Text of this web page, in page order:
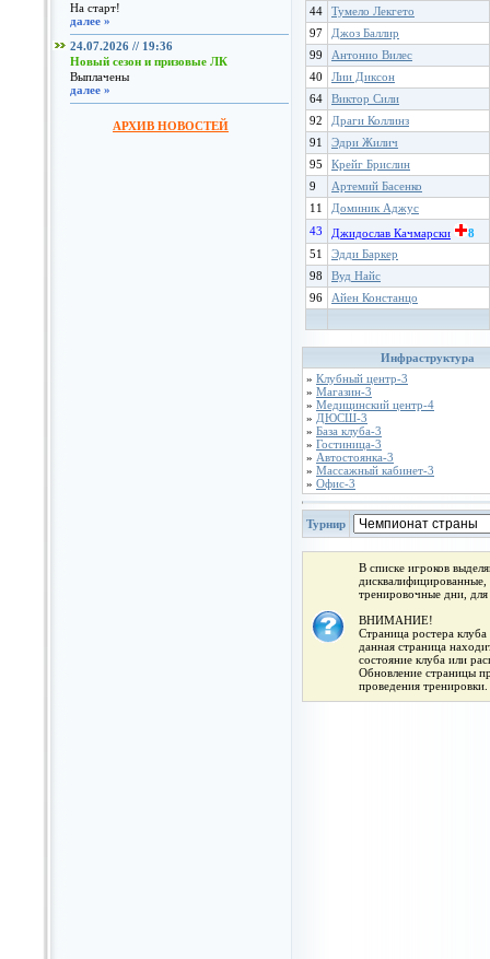
На старт!
далее »
24.07.2026 // 19:36
Новый сезон и призовые ЛК
Выплачены
далее »
АРХИВ НОВОСТЕЙ
44
Тумело Лекгето
97
Джоз Баллир
99
Антонио Вилес
40
Лии Диксон
64
Виктор Сили
92
Драги Коллинз
91
Эдри Жилич
95
Крейг Брислин
9
Артемий Басенко
11
Доминик Аджус
43
Джидослав Качмарски
8
51
Эдди Баркер
98
Вуд Найс
96
Айен Констанцо
Инфраструктура
» Клубный центр-3
» Магазин-3
» Медицинский центр-4
» ДЮСШ-3
» База клуба-3
» Гостиница-3
» Автостоянка-3
» Массажный кабинет-3
» Офис-3
Турнир
В списке игроков
тренировочные дни,
ВНИМАНИЕ!
Страница ростера
данная страница
состояние клуба или
Обновление страницы
проведения тренировки.